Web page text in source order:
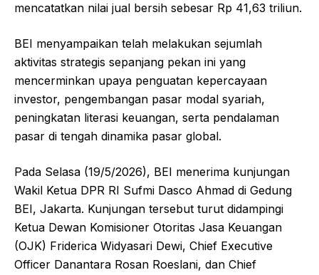
mencatatkan nilai jual bersih sebesar Rp 41,63 triliun.
BEI menyampaikan telah melakukan sejumlah
aktivitas strategis sepanjang pekan ini yang
mencerminkan upaya penguatan kepercayaan
investor, pengembangan pasar modal syariah,
peningkatan literasi keuangan, serta pendalaman
pasar di tengah dinamika pasar global.
Pada Selasa (19/5/2026), BEI menerima kunjungan
Wakil Ketua DPR RI Sufmi Dasco Ahmad di Gedung
BEI, Jakarta. Kunjungan tersebut turut didampingi
Ketua Dewan Komisioner Otoritas Jasa Keuangan
(OJK) Friderica Widyasari Dewi, Chief Executive
Officer Danantara Rosan Roeslani, dan Chief